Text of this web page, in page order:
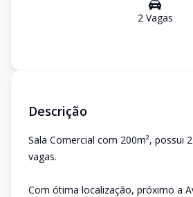
2Vagas
Descrição
Sala Comercial com 200m², possui
vagas.
Com ótima localização, próximo a